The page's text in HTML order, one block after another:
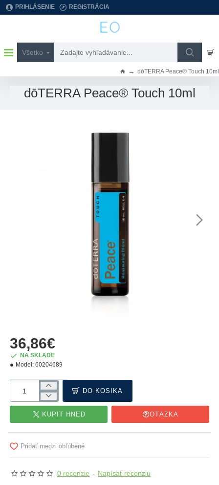
PRIHLÁSENIE REGISTRÁCIA
Všetko
Zadajte
dōTERRA Peace® Touch 10ml
h
o
m
dōTERRA Peace® Touch 10ml
0 recenzie - Napísať recenziu
36,86€
NA SKLADE
Model: 60204689
DO KOŠÍKA
KÚPIŤ HNEĎ OTÁZKA
Pridať medzi obľúbené